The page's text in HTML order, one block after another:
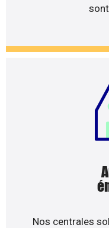
Nos centrales